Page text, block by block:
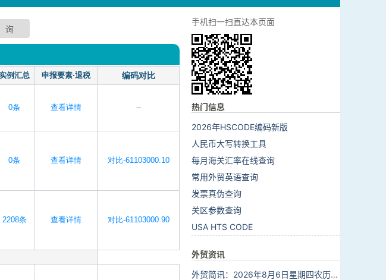
例汇总 申报要素·退税 编码对比
0条 查看详情 --
0条 查看详情 对比-61103000.10
2208条 查看详情 对比-61103000.90
手机扫一扫直达本页面
热门信息
2026年HSCODE编码新版
人民币大写转换工具
每月海关汇率在线查询
常用外贸英语查询
发票真伪查询
关区参数查询
USA HTS CODE
外贸资讯
外贸简讯：2026年8月6日星期四农历六月廿四